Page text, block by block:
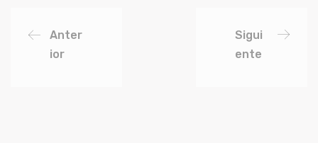
Anter
ior
Sigui
ente